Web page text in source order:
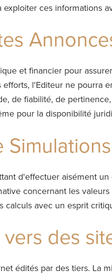
ces informations
et financier pour
l'Editeur ne pourra
de fiabilité, de
pour la disponibilité
Simulations
d'effectuer aisément
concernant les
calculs avec un esprit
des
édités par des tiers. La